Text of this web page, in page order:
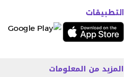
التطبيقات
المزيد من المعلومات